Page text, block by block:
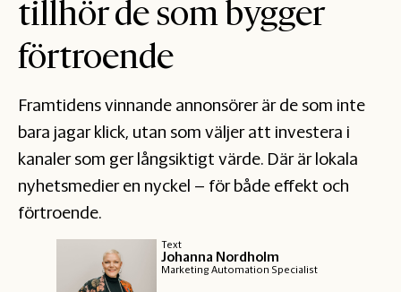
tillhör de som bygger
förtroende
Framtidens vinnande annonsörer är de som inte
bara jagar klick, utan som väljer att investera i
kanaler som ger långsiktigt värde. Där är lokala
nyhetsmedier en nyckel – för både effekt och
förtroende.
Text
Johanna Nordholm
Marketing Automation Specialist